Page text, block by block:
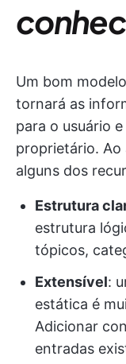
Um bom
tornará as
para o usuário
proprietário. Ao
alguns dos
Estrutura
estrutura
tópicos,
Extensível:
estática é
Adicionar
entradas